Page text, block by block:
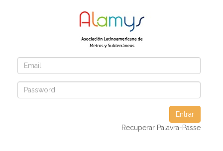
Entrar
Recuperar Palavra-Passe